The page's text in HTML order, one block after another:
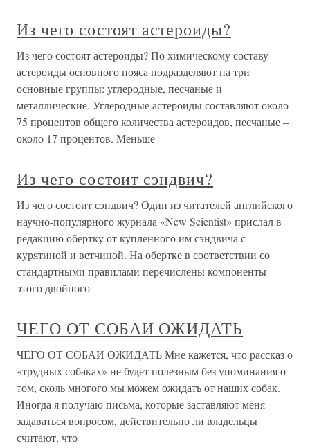
Из чего состоят астероиды?
Из чего состоят астероиды? По химическому составу
астероиды основного пояса подразделяют на три
основные группы: углеродные, песчаные и
металлические. Углеродные астероиды составляют около
75 процентов общего количества астероидов, песчаные –
около 17 процентов. Меньше
Из чего состоит сэндвич?
Из чего состоит сэндвич? Один из читателей английского
научно-популярного журнала «New Scientist» прислал в
редакцию обертку от купленного им сэндвича с
курятиной и ветчиной. На обертке в соответствии со
стандартными правилами перечислены компоненты
этого двойного
ЧЕГО ОТ СОБАИ ОЖИДАТЬ
ЧЕГО ОТ СОБАИ ОЖИДАТЬ Мне кажется, что рассказ о
«трудных собаках» не будет полезным без упоминания о
том, сколь многого мы можем ожидать от наших собак.
Иногда я получаю письма, которые заставляют меня
задаваться вопросом, действительно ли владельцы
считают, что